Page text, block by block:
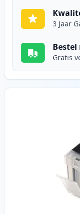
3 Jaar
Gratis